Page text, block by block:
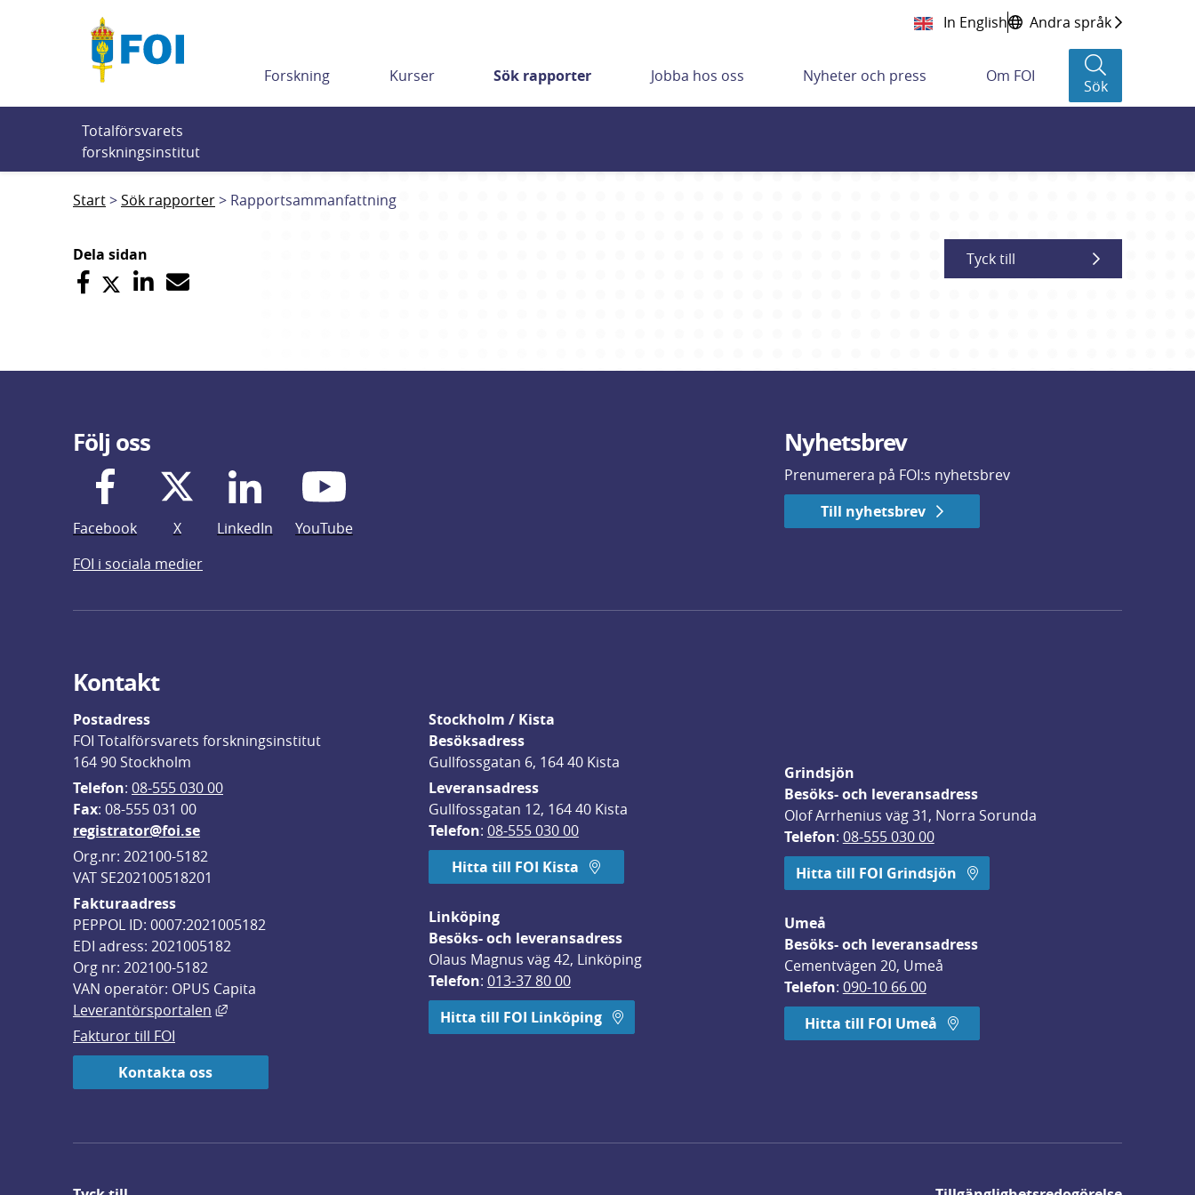
In English Andra språk
Forskning Kurser Sök rapporter Jobba hos oss Nyheter och press Om FOI
Sök
Totalförsvarets
forskningsinstitut
Start Sök rapporter Rapportsammanfattning
Dela sidan Tyck till
Följ oss
Facebook X LinkedIn
YouTube
FOI i sociala medier
Nyhetsbrev
Prenumerera på FOI:s nyhetsbrev
Till nyhetsbrev
Kontakt
Postadress
FOI Totalförsvarets forskningsinstitut
164 90 Stockholm
Telefon: 08-555 030 00
Fax: 08-555 031 00
registrator@foi.se
Org.nr: 202100-5182
VAT SE202100518201
Fakturaadress
PEPPOL ID: 0007:2021005182
EDI adress: 2021005182
Org nr: 202100-5182
VAN operatör: OPUS Capita
Leverantörsportalen
Länk till annan webbplats, öppnas i nytt fönster.
Fakturor till FOI
Kontakta oss
Stockholm / Kista
Besöksadress
Gullfossgatan 6, 164 40 Kista
Leveransadress
Gullfossgatan 12, 164 40 Kista
Telefon: 08-555 030 00
Hitta till FOI Kista
Linköping
Besöks- och leveransadress
Olaus Magnus väg 42, Linköping
Telefon: 013-37 80 00
Hitta till FOI Linköping
Grindsjön
Besöks- och leveransadress
Olof Arrhenius väg 31, Norra Sorunda
Telefon: 08-555 030 00
Hitta till FOI Grindsjön
Umeå
Besöks- och leveransadress
Cementvägen 20, Umeå
Telefon: 090-10 66 00
Hitta till FOI Umeå